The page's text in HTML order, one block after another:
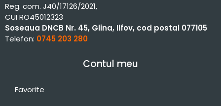
Reg. com. J40/17126/2021,
CUI RO45012323
Soseaua DNCB Nr. 45, Glina, Ilfov, cod postal 077105
Telefon: 0745 203 280
Contul meu
Favorite